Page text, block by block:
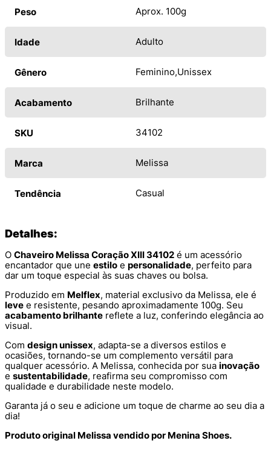
Peso Aprox. 100g
Idade Adulto
Gênero Feminino Unissex
Acabamento Brilhante
SKU 34102
Marca Melissa
Tendência Casual
Detalhes:
O Chaveiro Melissa Coração XIII 34102 é um acessório
encantador que une estilo e personalidade, perfeito para
dar um toque especial às suas chaves ou bolsa.
Produzido em Melflex, material exclusivo da Melissa, ele é
leve e resistente, pesando aproximadamente 100g. Seu
acabamento brilhante reflete a luz, conferindo elegância ao
visual.
Com design unissex, adapta-se a diversos estilos e
ocasiões, tornando-se um complemento versátil para
qualquer acessório. A Melissa, conhecida por sua inovação
e sustentabilidade, reafirma seu compromisso com
qualidade e durabilidade neste modelo.
Garanta já o seu e adicione um toque de charme ao seu dia a
dia!
Produto original Melissa vendido por Menina Shoes.